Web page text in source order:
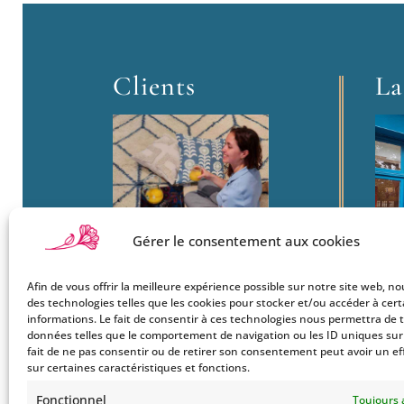
Gérer le consentement aux cookies
Afin de vous offrir la meilleure expérience possible sur notre site web,
des technologies telles que les cookies pour stocker et/ou accéder à
informations. Le fait de consentir à ces technologies nous permettra de
données telles que le comportement de navigation ou les ID uniques sur
fait de ne pas consentir ou de retirer son consentement peut avoir un
sur certaines caractéristiques et fonctions.
Fonctionnel Toujours
Clients
Boutique
Mon Compte
Le Style Bohemians
22